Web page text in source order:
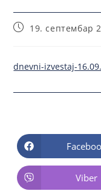
19. септембар
dnevni-izvestaj-
Viber